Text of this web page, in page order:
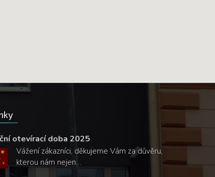
otevírací doba 2025
Vážení zákazníci, děkujeme Vám za důvěru,
kterou nám nejen…